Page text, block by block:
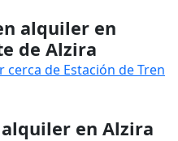
alquiler en
de Alzira
de Estación de Tren
en Alzira